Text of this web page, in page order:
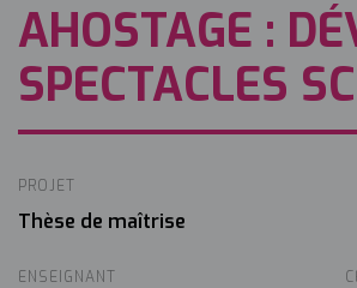
AHOSTAGE :
SPECTACLES
PROJET
Thèse de maîtrise
ENSEIGNANT